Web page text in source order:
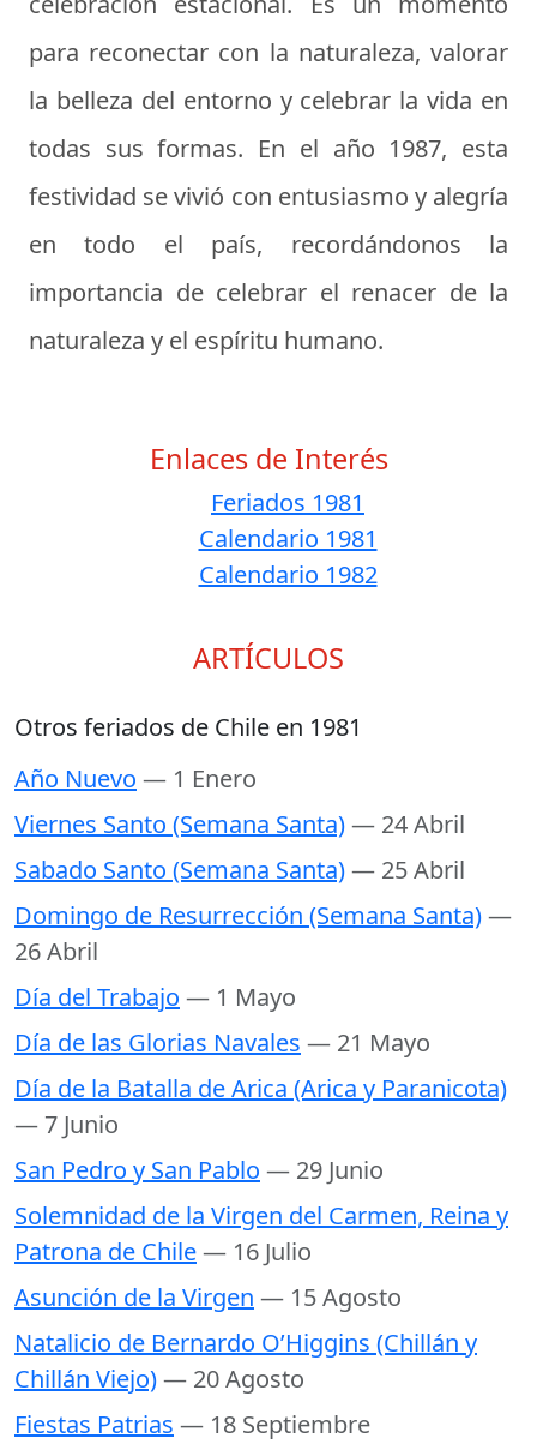
para reconectar con la naturaleza, valorar
la belleza del entorno y celebrar la vida en
todas sus formas. En el año 1987, esta
festividad se vivió con entusiasmo y alegría
en todo el país, recordándonos la
importancia de celebrar el renacer de la
naturaleza y el espíritu humano.
Enlaces de Interés
Feriados 1981
Calendario 1981
Calendario 1982
ARTÍCULOS
Otros feriados de Chile en 1981
Año Nuevo — 1 Enero
Viernes Santo (Semana Santa)— 24 Abril
Sabado Santo (Semana Santa)— 25 Abril
Domingo de Resurrección (Semana Santa)—
26 Abril
Día del Trabajo — 1 Mayo
Día de las Glorias Navales — 21 Mayo
Día de la Batalla de Arica (Arica y Paranicota)
— 7 Junio
San Pedro y San Pablo — 29 Junio
Solemnidad de la Virgen del Carmen, Reina y
Patrona de Chile— 16 Julio
Asunción de la Virgen — 15 Agosto
Natalicio de Bernardo O’Higgins (Chillán y
Chillán Viejo)— 20 Agosto
Fiestas Patrias — 18 Septiembre